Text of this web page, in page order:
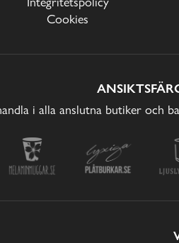
Cookies
i alla anslutna butiker och